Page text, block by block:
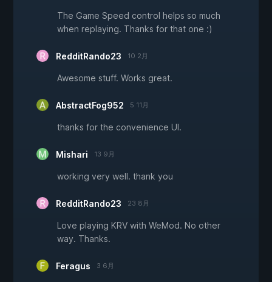
The Game Speed control helps so much
when replaying. Thanks for that one :)
RedditRando23 10 2月
Awesome stuff. Works great.
AbstractFog952 5 11月
thanks for the convenience UI.
Mishari 13 9月
working very well. thank you
RedditRando23 23 8月
Love playing KRV with WeMod. No other
way. Thanks.
Feragus 3 6月